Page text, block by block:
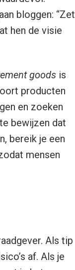
bloggen: “Zet
hen de visie
goodsis
producten
en zoeken
bewijzen dat
bereik je een
mensen
Als tip
af. Als je